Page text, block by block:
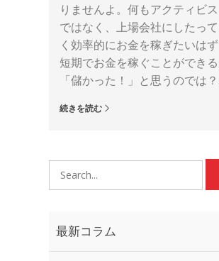
りませんよ。何もアクティビ
ではなく、上場会社にしたっ
く効率的にお金を稼ぎたいはず
短期でお金を稼ぐことができ
「儲かった！」と思うのでは？
続きを読む
最新コラム